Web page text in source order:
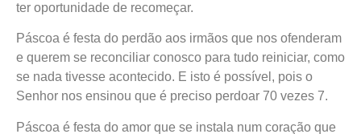
ter oportunidade de recomeçar.
Páscoa é festa do perdão aos irmãos que nos ofenderam
e querem se reconciliar conosco para tudo reiniciar, como
se nada tivesse acontecido. E isto é possível, pois o
Senhor nos ensinou que é preciso perdoar 70 vezes 7.
Páscoa é festa do amor que se instala num coração que